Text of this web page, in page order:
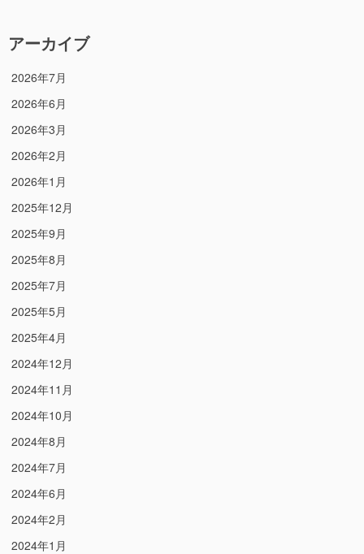
アーカイブ
2026年7月
2026年6月
2026年3月
2026年2月
2026年1月
2025年12月
2025年9月
2025年8月
2025年7月
2025年5月
2025年4月
2024年12月
2024年11月
2024年10月
2024年8月
2024年7月
2024年6月
2024年2月
2024年1月